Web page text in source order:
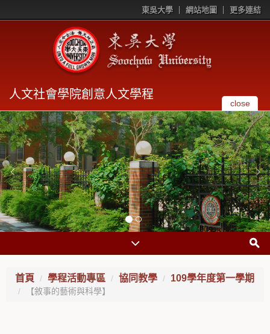
東吳大學 網站地圖 更多連結
人文社會學院創意人文學程
close
首頁 學程活動專區 協同教學 109學年度第一學期
【敘事的藝術與科學】